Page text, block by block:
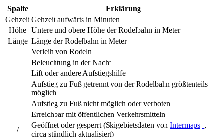
Spalte
Erklärung
Gehzeit Gehzeit aufwärts in Minuten
Höhe
Untere und obere Höhe der Rodelbahn in Meter
Länge Länge der Rodelbahn in Meter
Verleih von Rodeln
Beleuchtung in der Nacht
Lift oder andere Aufstiegshilfe
Aufstieg zu Fuß getrennt von der Rodelbahn größtenteils
möglich
Aufstieg zu Fuß nicht möglich oder verboten
Erreichbar mit öffentlichen Verkehrsmitteln
/
Geöffnet oder gesperrt (Skigebietsdaten von Intermaps ,
circa stündlich aktualisiert)